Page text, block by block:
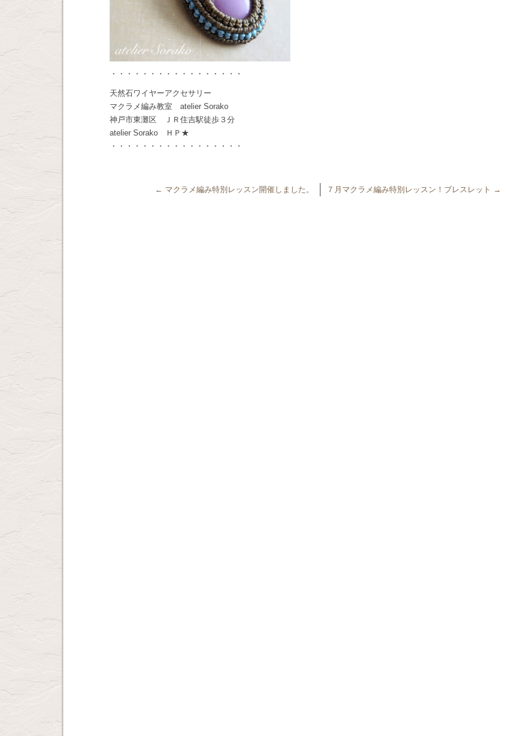
・・・・・・・・・・・・・・・・・
天然石ワイヤーアクセサリー
マクラメ編み教室 atelier Sorako
神戸市東灘区 ＪＲ住吉駅徒歩３分
atelier Sorako ＨＰ★
・・・・・・・・・・・・・・・・・
← マクラメ編み特別レッスン開催しました。 ７月マクラメ編み特別レッスン！ブレスレット →